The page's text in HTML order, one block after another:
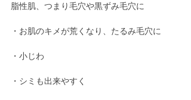
脂性肌、つまり毛穴や黒ずみ毛穴に
・お肌のキメが荒くなり、たるみ毛穴に
・小じわ
・シミも出来やすく